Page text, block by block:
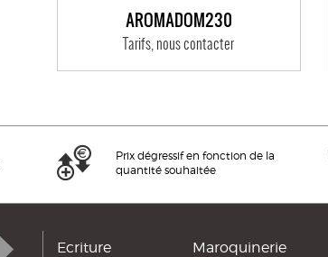
AROMADOM230
Tarifs, nous contacter
Prix dégressif en fonction de la
quantité souhaitée
Ecriture Maroquinerie